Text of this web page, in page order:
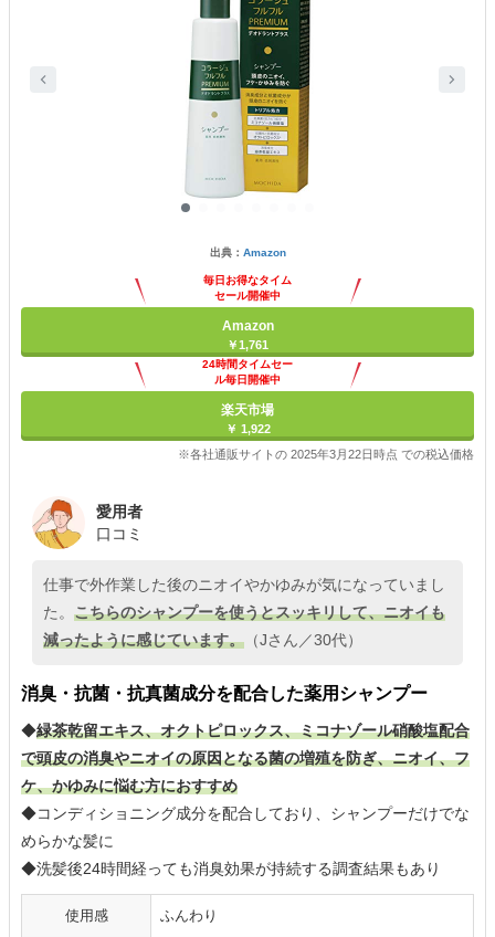
出典： Amazon
毎日お得なタイム
セール開催中
Amazon
￥1,761
24時間タイムセー
ル毎日開催中
楽天市場
￥ 1,922
※各社通販サイトの 2025年3月22日時点 での税込価格
愛用者
口コミ
仕事で外作業した後のニオイやかゆみが気になっていまし
た。 こちらのシャンプーを使うとスッキリして、ニオイも
減ったように感じています。 （Jさん／30代）
消臭・抗菌・抗真菌成分を配合した薬用シャンプー
◆緑茶乾留エキス、オクトピロックス、ミコナゾール硝酸塩配合
で頭皮の消臭やニオイの原因となる菌の増殖を防ぎ、ニオイ、フ
ケ、かゆみに悩む方におすすめ
◆コンディショニング成分を配合しており、シャンプーだけでな
めらかな髪に
◆洗髪後24時間経っても消臭効果が持続する調査結果もあり
使用感 ふんわり